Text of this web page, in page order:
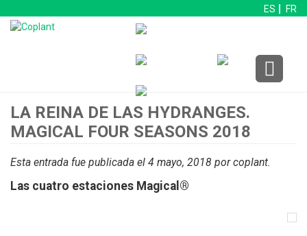
ES FR
LA REINA DE LAS HYDRANGES.
MAGICAL FOUR SEASONS 2018
Esta entrada fue publicada el 4 mayo, 2018 por coplant.
Las cuatro estaciones Magical®